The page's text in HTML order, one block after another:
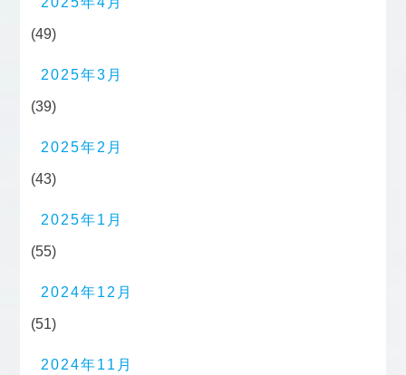
(49)
2025年3月
(39)
2025年2月
(43)
2025年1月
(55)
2024年12月
(51)
2024年11月